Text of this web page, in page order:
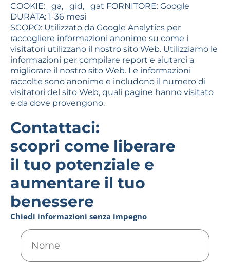
COOKIE: _ga, _gid, _gat FORNITORE: Google
DURATA: 1-36 mesi
SCOPO: Utilizzato da Google Analytics per
raccogliere informazioni anonime su come i
visitatori utilizzano il nostro sito Web. Utilizziamo le
informazioni per compilare report e aiutarci a
migliorare il nostro sito Web. Le informazioni
raccolte sono anonime e includono il numero di
visitatori del sito Web, quali pagine hanno visitato
e da dove provengono.
Contattaci:
scopri come liberare
il tuo potenziale e
aumentare il tuo
benessere
Chiedi informazioni senza impegno